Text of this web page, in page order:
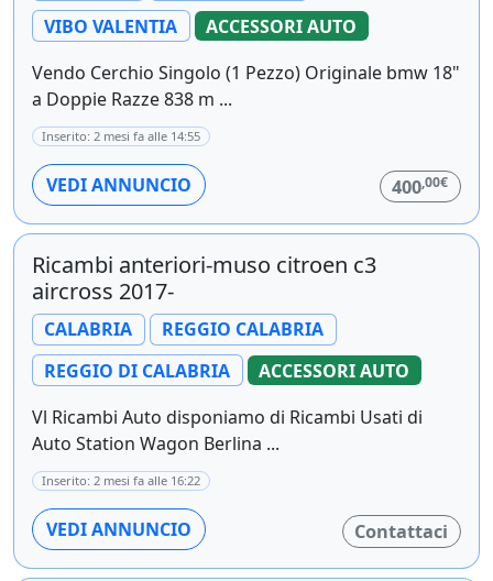
VIBO VALENTIA
ACCESSORI AUTO
Vendo Cerchio Singolo (1 Pezzo) Originale bmw 18"
a Doppie Razze 838 m ...
Inserito: 2 mesi fa alle 14:55
VEDI ANNUNCIO 400,00€
Ricambi anteriori-muso citroen c3
aircross 2017-
CALABRIA
REGGIO CALABRIA
REGGIO DI CALABRIA
ACCESSORI AUTO
Vl Ricambi Auto disponiamo di Ricambi Usati di
Auto Station Wagon Berlina ...
Inserito: 2 mesi fa alle 16:22
VEDI ANNUNCIO Contattaci